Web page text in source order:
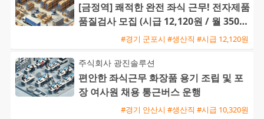
[금정역] 쾌적한 완전 좌식 근무! 전자제품
품질검사 모집 (시급 12,120원 / 월 350만
~380만원)#경기 군포시 #생산직 #시급 12,120원
주식회사 광진솔루션
편안한 좌식근무 화장품 용기 조립 및 포
장 여사원 채용 통근버스 운행
#경기 안산시 #생산직 #시급 10,320원